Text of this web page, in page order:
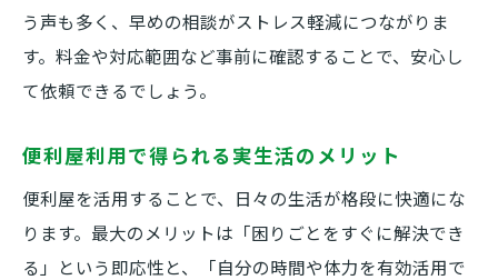
う声も多く、早めの相談がストレス軽減につながりま
す。料金や対応範囲など事前に確認することで、安心し
て依頼できるでしょう。
便利屋利用で得られる実生活のメリット
便利屋を活用することで、日々の生活が格段に快適にな
ります。最大のメリットは「困りごとをすぐに解決でき
る」という即応性と、「自分の時間や体力を有効活用で